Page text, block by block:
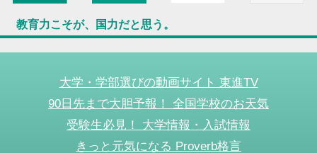
教育力こそが、国力だと思う。
大学・学部選びの動画サイト 東進TV
90日先まで大胆予報！ 全国学校のお天気
受験生必見！ 大学情報・入試情報
きっと元気になる Proverb格言